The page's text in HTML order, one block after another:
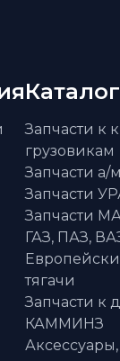
Каталог
Запчасти к
грузовикам
Запчасти
Запчасти
Запчасти
ГАЗ, ПАЗ,
тягачи
Запчасти к
КАММИНЗ